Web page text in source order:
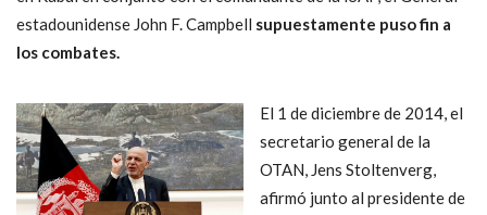
estadounidense John F. Campbell supuestamente puso fin a
los combates.
El 1 de diciembre de 2014, el
secretario general de la
OTAN, Jens Stoltenverg,
afirmó junto al presidente de